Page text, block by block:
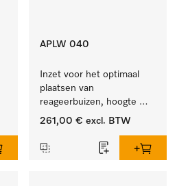
APLW 040
Inzet voor het optimaal
plaatsen van
reageerbuizen, hoogte
100 mm.
261,00 € excl. BTW